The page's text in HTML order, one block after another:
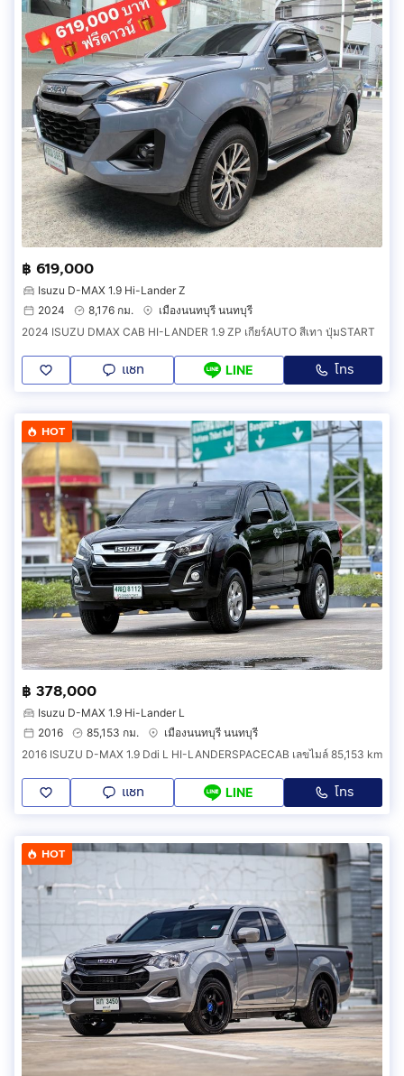
฿ 619,000
Isuzu D-MAX 1.9 Hi-Lander Z
2024
8,176 กม.
เมืองนนทบุรี นนทบุรี
2024 ISUZU DMAX CAB HI-LANDER 1.9 ZP เกียร์AUTO สีเทา ปุ่มSTART
แชท LINE โทร
HOT
฿ 378,000
Isuzu D-MAX 1.9 Hi-Lander L
2016
85,153 กม.
เมืองนนทบุรี นนทบุรี
2016 ISUZU D-MAX 1.9 Ddi L HI-LANDERSPACECAB เลขไมล์ 85,153 km
แชท LINE โทร
HOT